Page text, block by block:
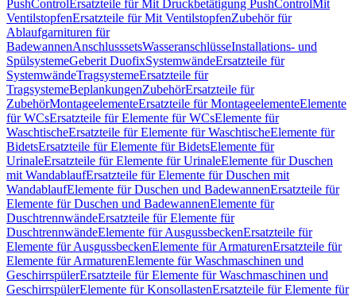
PushControlErsatzteile für Mit Druckbetätigung PushControlMit
VentilstopfenErsatzteile für Mit VentilstopfenZubehör für
Ablaufgarnituren für
BadewannenAnschlusssetsWasseranschlüsseInstallations- und
SpülsystemeGeberit DuofixSystemwändeErsatzteile für
SystemwändeTragsystemeErsatzteile für
TragsystemeBeplankungenZubehörErsatzteile für
ZubehörMontageelementeErsatzteile für MontageelementeElemente
für WCsErsatzteile für Elemente für WCsElemente für
WaschtischeErsatzteile für Elemente für WaschtischeElemente für
BidetsErsatzteile für Elemente für BidetsElemente für
UrinaleErsatzteile für Elemente für UrinaleElemente für Duschen
mit WandablaufErsatzteile für Elemente für Duschen mit
WandablaufElemente für Duschen und BadewannenErsatzteile für
Elemente für Duschen und BadewannenElemente für
DuschtrennwändeErsatzteile für Elemente für
DuschtrennwändeElemente für AusgussbeckenErsatzteile für
Elemente für AusgussbeckenElemente für ArmaturenErsatzteile für
Elemente für ArmaturenElemente für Waschmaschinen und
GeschirrspülerErsatzteile für Elemente für Waschmaschinen und
GeschirrspülerElemente für KonsollastenErsatzteile für Elemente für